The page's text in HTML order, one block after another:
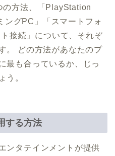
の方法、「PlayStation
ングPC」「スマートフォ
接続」について、それぞ
。 どの方法があなたのプ
最も合っているか、じっ
う。
する方法
ンタテインメントが提供